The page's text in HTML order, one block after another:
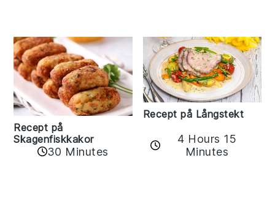
Recept på
Skagenfiskkakor
30 Minutes
Recept på Långstekt
4 Hours 15
Minutes